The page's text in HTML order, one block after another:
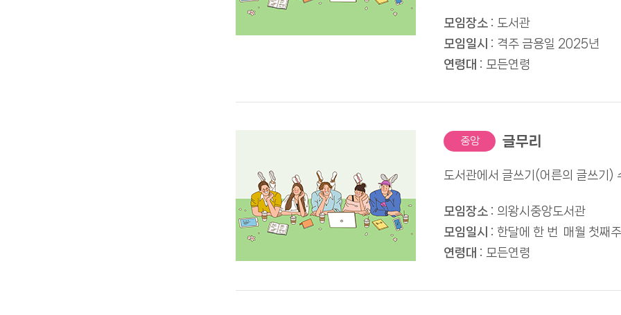
모임장소 : 도서관
모임일시 : 격주 금용일 2025년
연령대 : 모든연령
중앙 글무리
도서관에서 글쓰기(어른의 글쓰기)
모임장소 : 의왕시중앙도서관
모임일시 : 한달에 한 번 매월 첫째
연령대 : 모든연령